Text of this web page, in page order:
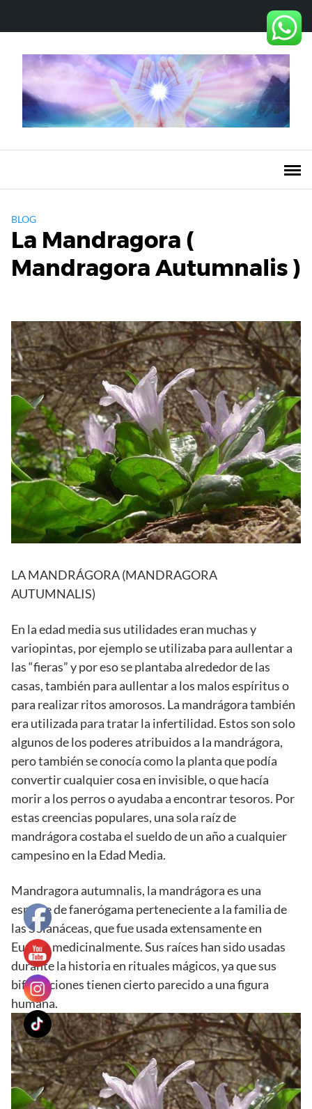
contenido
BLOG
La Mandragora (
Mandragora Autumnalis )
LA MANDRÁGORA (MANDRAGORA
AUTUMNALIS)
En la edad media sus utilidades eran muchas y
variopintas, por ejemplo se utilizaba para aullentar a
las “fieras” y por eso se plantaba alrededor de las
casas, también para aullentar a los malos espíritus o
para realizar ritos amorosos. La mandrágora también
era utilizada para tratar la infertilidad. Estos son solo
algunos de los poderes atribuidos a la mandrágora,
pero también se conocía como la planta que podía
convertir cualquier cosa en invisible, o que hacía
morir a los perros o ayudaba a encontrar tesoros. Por
estas creencias populares, una sola raíz de
mandrágora costaba el sueldo de un año a cualquier
campesino en la Edad Media.
Mandragora autumnalis, la mandrágora es una
especie de fanerógama perteneciente a la familia de
las Solanáceas, que fue usada extensamente en
Europa medicinalmente. Sus raíces han sido usadas
durante la historia en rituales mágicos, ya que sus
bifurcaciones tienen cierto parecido a una figura
humana.